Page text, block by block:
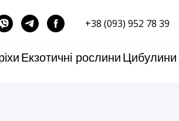
+38 (093) 952 78 39
Екзотичні рослини Цибулини